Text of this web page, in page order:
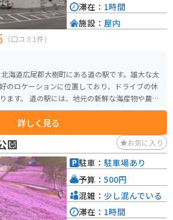
（口コミ1件）
北海道広尾郡大樹町にある道の駅です。雄大な太
のロケーションに位置しており、ドライブの休
海産物や農産
食材を使った料理を提供するレストランがあり
も最適です。また、大樹町の宇宙開発に関する展
ーナーもあります。 バイクで訪れる場
車場が完備されているので安心です。太平洋沿
グの休憩地点として、ぜひ立ち寄ってみてくだ
詳しく見る
滞在： 1時間
施設： 屋内
園 お気に入り
駐車： 駐車場あり
予算： 500円
混雑： 少し混んでいる
滞在： 1時間